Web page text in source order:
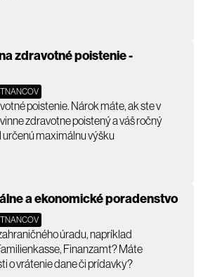
zdravotné poistenie -
poistenie. Nárok máte, ak ste v
zdravotne poistený a váš ročný
maximálnu výšku
a ekonomické poradenstvo
úradu, napríklad
Finanzamt? Máte
o vrátenie dane či prídavky?